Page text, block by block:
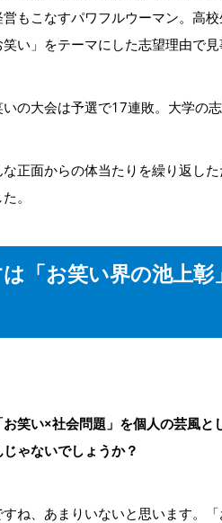
もこなすパワフルウーマン。高
笑い」をテーマにした志望理由で見
いの大会は予選で17連敗。大学の
正面からの体当たりを繰り返し
。
「お笑い界の池上
笑い×社会問題」を個人の芸風と
じゃないでしょうか？
すね、あまりいないと思います。